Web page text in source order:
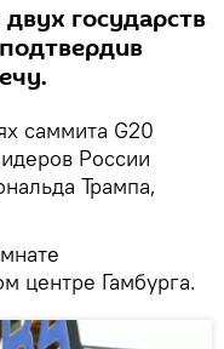
государств
саммита G20
России
Трампа,
центре Гамбурга.